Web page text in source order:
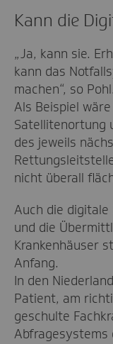
Kann die
„Ja, kann sie.
kann das
machen“, so Pohl.
Als Beispiel
Satellitenortung
des jeweils
nicht überall
Auch die
und die
Krankenhäuser
Anfang.
In den
Patient, am
geschulte
Abfragesystems